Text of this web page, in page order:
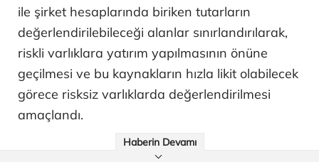
ile şirket hesaplarında biriken tutarların
değerlendirilebileceği alanlar sınırlandırılarak,
riskli varlıklara yatırım yapılmasının önüne
geçilmesi ve bu kaynakların hızla likit olabilecek
görece risksiz varlıklarda değerlendirilmesi
amaçlandı.
Haberin Devamı